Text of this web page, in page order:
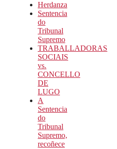
Herdanza
Sentencia
do
Tribunal
Supremo
TRABALLADORAS
SOCIAIS
vs.
CONCELLO
DE
LUGO
A
Sentencia
do
Tribunal
Supremo,
recoñece